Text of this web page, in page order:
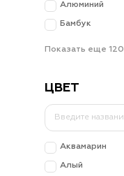
Алюминий
Бамбук
Показать еще 120
ЦВЕТ
Аквамарин
Алый